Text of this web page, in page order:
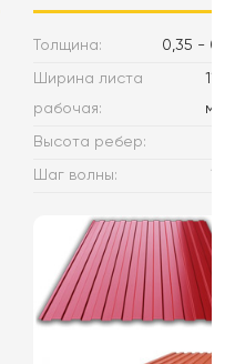
Толщина:
0,35 -
Ширина листа
рабочая:
1170
мм
Высота ребер:
Шаг волны: